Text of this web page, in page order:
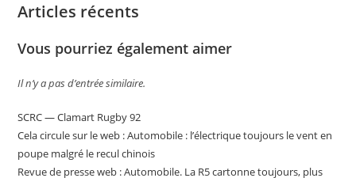
Articles récents
Vous pourriez également aimer
Il n’y a pas d’entrée similaire.
SCRC — Clamart Rugby 92
Cela circule sur le web : Automobile : l’électrique toujours le vent en
poupe malgré le recul chinois
Revue de presse web : Automobile. La R5 cartonne toujours, plus